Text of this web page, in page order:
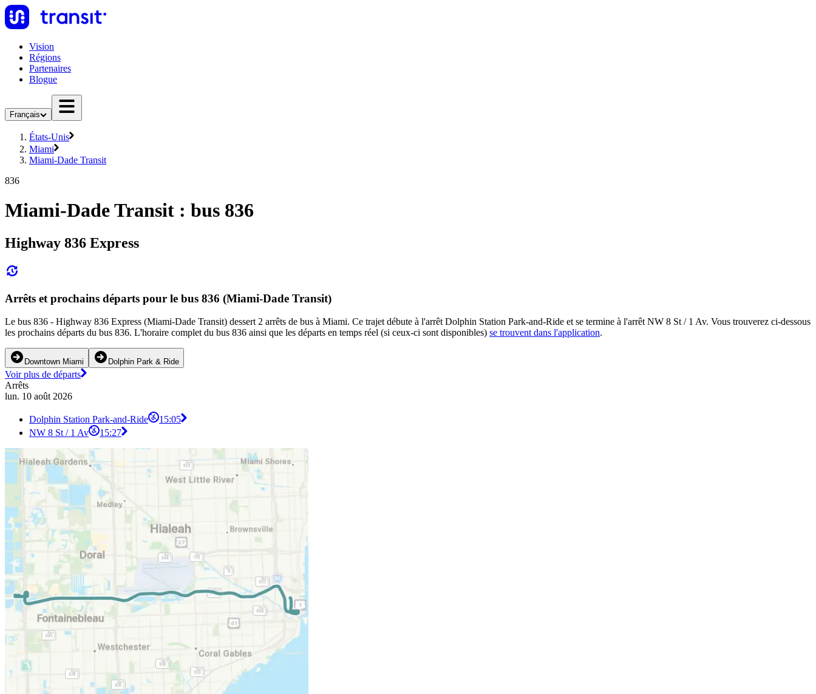
Vision
Régions
Partenaires
Blogue
Français
États-Unis
Miami
Miami-Dade Transit
836
Miami-Dade Transit : bus 836
Highway 836 Express
Arrêts et prochains départs pour le bus 836 (Miami-Dade Transit)
Le bus 836 - Highway 836 Express (Miami-Dade Transit) dessert 2 arrêts de bus à Miami. Ce trajet débute à l'arrêt Dolphin Station Park-and-Ride et se termine à l'arrêt NW 8 St / 1 Av. Vous trouverez ci-dessous
les prochains départs du bus 836. L'horaire complet du bus 836 ainsi que les départs en temps réel (si ceux-ci sont disponibles) se trouvent dans l'application.
Downtown Miami Dolphin Park & Ride
Voir plus de départs
Arrêts
lun. 10 août 2026
Dolphin Station Park-and-Ride
15:05
NW 8 St / 1 Av
15:27